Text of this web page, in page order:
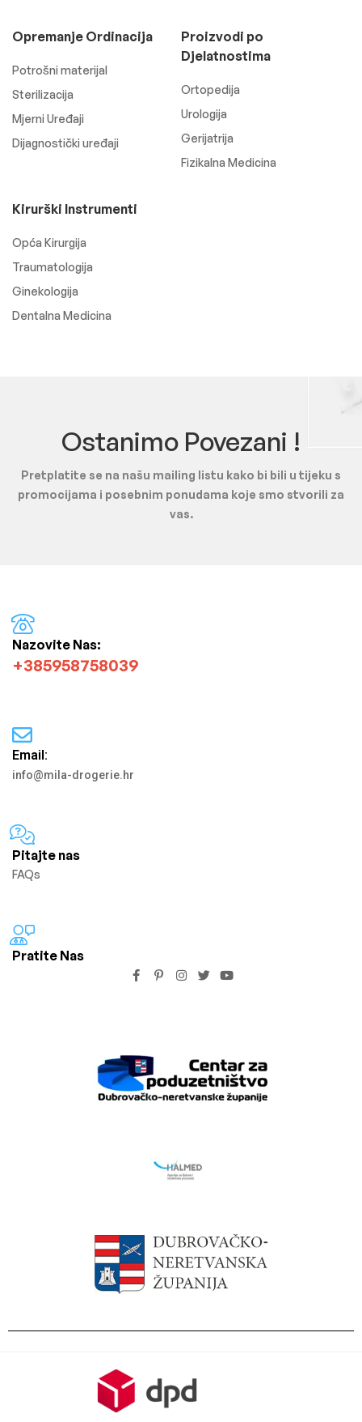
Opremanje Ordinacija
Potrošni materijal
Sterilizacija
Mjerni Uređaji
Dijagnostički uređaji
Proizvodi po
Djelatnostima
Ortopedija
Urologija
Gerijatrija
Fizikalna Medicina
Kirurški Instrumenti
Opća Kirurgija
Traumatologija
Ginekologija
Dentalna Medicina
Ostanimo Povezani !
Pretplatite se na našu mailing listu kako bi bili u tijeku s
promocijama i posebnim ponudama koje smo stvorili za
vas.
Nazovite Nas:
+385958758039
Email:
info@mila-drogerie.hr
Pitajte nas
FAQs
Pratite Nas